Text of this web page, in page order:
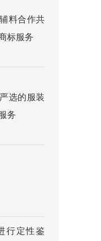
料合作共
标服务
选的服装
务
行定性鉴